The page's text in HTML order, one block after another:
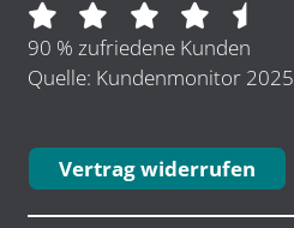
90 % zufriedene Kunden
Quelle: Kundenmonitor 2025
Vertrag widerrufen